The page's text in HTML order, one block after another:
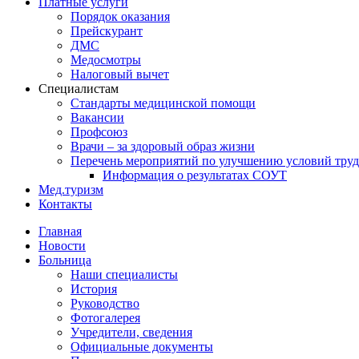
Порядок оказания
Прейскурант
ДМС
Медосмотры
Налоговый вычет
Специалистам
Стандарты медицинской помощи
Вакансии
Профсоюз
Врачи – за здоровый образ жизни
Перечень мероприятий по улучшению условий
Информация о результатах СОУТ
Мед.туризм
Контакты
Главная
Новости
Больница
Наши специалисты
История
Руководство
Фотогалерея
Учредители, сведения
Официальные документы